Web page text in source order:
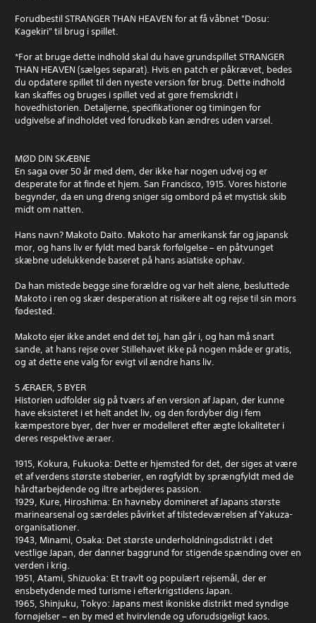
Forudbestil STRANGER THAN HEAVEN for at få våbnet "Dosu:
Kagekiri" til brug i spillet.
*For at bruge dette indhold skal du have grundspillet STRANGER
THAN HEAVEN (sælges separat). Hvis en patch er påkrævet, bedes
du opdatere spillet til den nyeste version før brug. Dette indhold
kan skaffes og bruges i spillet ved at gøre fremskridt i
hovedhistorien. Detaljerne, specifikationer og timingen for
udgivelse af indholdet ved forudkøb kan ændres uden varsel.
MØD DIN SKÆBNE
En saga over 50 år med dem, der ikke har nogen udvej og er
desperate for at finde et hjem. San Francisco, 1915. Vores historie
begynder, da en ung dreng sniger sig ombord på et mystisk skib
midt om natten.
Hans navn? Makoto Daito. Makoto har amerikansk far og japansk
mor, og hans liv er fyldt med barsk forfølgelse – en påtvunget
skæbne udelukkende baseret på hans asiatiske ophav.
Da han mistede begge sine forældre og var helt alene, besluttede
Makoto i ren og skær desperation at risikere alt og rejse til sin mors
fødested.
Makoto ejer ikke andet end det tøj, han går i, og han må snart
sande, at hans rejse over Stillehavet ikke på nogen måde er gratis,
og at dette ene valg for evigt vil ændre hans liv.
5 ÆRAER, 5 BYER
Historien udfolder sig på tværs af en version af Japan, der kunne
have eksisteret i et helt andet liv, og den fordyber dig i fem
kæmpestore byer, der hver er modelleret efter ægte lokaliteter i
deres respektive æraer.
1915, Kokura, Fukuoka: Dette er hjemsted for det, der siges at være
et af verdens største støberier, en røgfyldt by sprængfyldt med de
hårdtarbejdende og iltre arbejderes passion.
1929, Kure, Hiroshima: En havneby domineret af Japans største
marinearsenal og særdeles påvirket af tilstedeværelsen af Yakuza-
organisationer.
1943, Minami, Osaka: Det største underholdningsdistrikt i det
vestlige Japan, der danner baggrund for stigende spænding over en
verden i krig.
1951, Atami, Shizuoka: Et travlt og populært rejsemål, der er
ensbetydende med turisme i efterkrigstidens Japan.
1965, Shinjuku, Tokyo: Japans mest ikoniske distrikt med syndige
fornøjelser – en by med et hvirvlende og uforudsigeligt kaos.